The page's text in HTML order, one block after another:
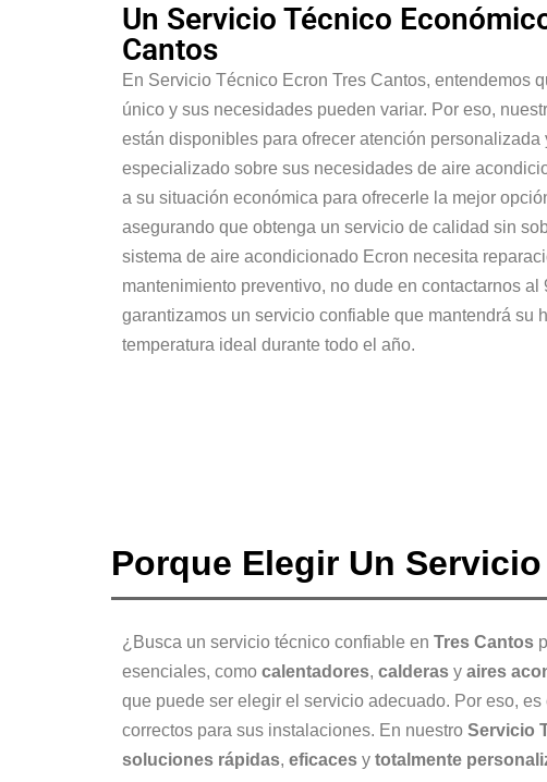
Un Servicio Técnico
Cantos
En Servicio Técnico Ecron Tres Cantos, entendemos
único y sus necesidades pueden variar. Por eso,
están disponibles para ofrecer atención personalizada
especializado sobre sus necesidades de aire
a su situación económica para ofrecerle la mejor
asegurando que obtenga un servicio de calidad sin
sistema de aire acondicionado Ecron necesita
mantenimiento preventivo, no dude en contactarnos al
garantizamos un servicio confiable que mantendrá su
temperatura ideal durante todo el año.
Porque Elegir Un
¿Busca un servicio técnico confiable en Tres Cantos
esenciales, como calentadores, calderas y aires
que puede ser elegir el servicio adecuado. Por eso,
correctos para sus instalaciones. En nuestro Servicio
soluciones rápidas, eficaces y totalmente